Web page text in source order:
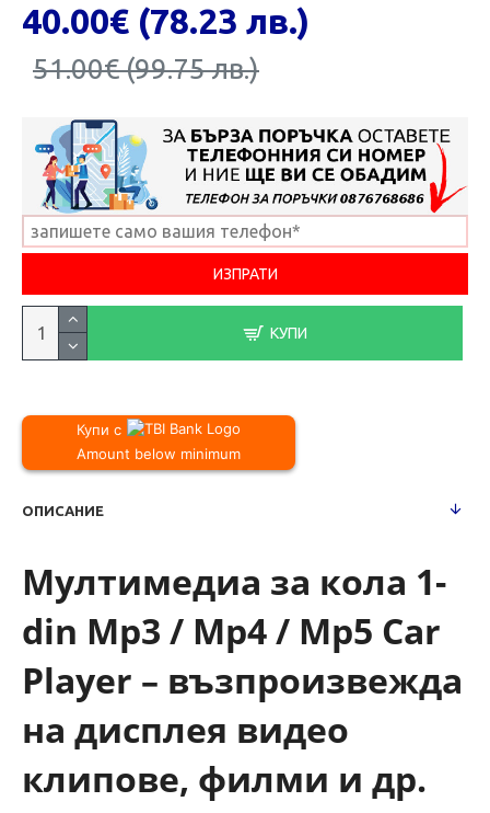
51.00€ (99.75 лв.)
40.00€ (78.23 лв.)
КУПИ
Купи с
Amount below minimum
ОПИСАНИЕ
Мултимедиа за кола 1-
din Mp3 / Mp4 / Mp5 Car
Player – възпроизвежда
на дисплея видео
клипове, филми и др.